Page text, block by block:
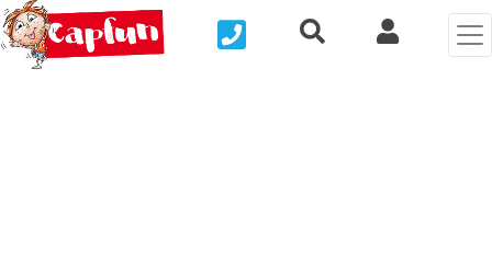
Nous contacterRecherche rapide
Mijn Clix